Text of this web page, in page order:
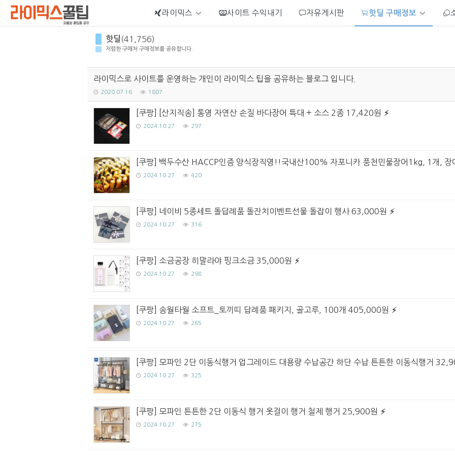
라이믹스 사이트 수익내기 자유게시판 핫딜 구매정보
핫딜 (41,756)
저렴한 구매처 구매정보를 공유합니다.
라이믹스로 사이트를 운영하는 개인이 라이믹스 팁을 공유하는 블로그 입니다.
2020.07.16 1807
[쿠팡] [산지직송] 통영 자연산 손질 바다장어 특대 + 소스 2종 17,420원
2024.10.27 297
[쿠팡] 백두수산 HACCP인증 양식장직영!!국내산100% 자포니카 풍천민물장어1kg, 1개,
2024.10.27 420
[쿠팡] 네이비 5종세트 돌답례품 돌잔치이벤트선물 돌잡이 행사 63,000원
2024.10.27 316
[쿠팡] 소금공장 히말라야 핑크소금 35,000원
2024.10.27 298
[쿠팡] 송월타월 소프트_토끼띠 답례품 패키지, 골고루, 100개 405,000원
2024.10.27 265
[쿠팡] 모파인 2단 이동식행거 업그레이드 대용량 수납공간 하단 수납 튼튼한 이동식행거
2024.10.27 325
[쿠팡] 모파인 튼튼한 2단 이동식 행거 옷걸이 행거 철제 행거 25,900원
2024.10.27 275
Sketchbook5, 스케치북5
Sketchbook5, 스케치북5